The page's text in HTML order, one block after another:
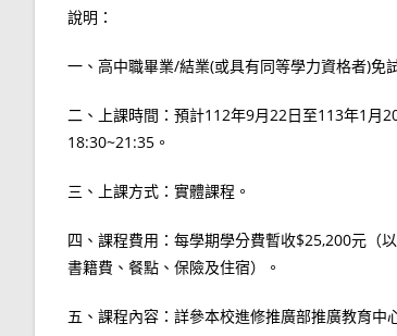
說明：
一、高中職畢業/結業(或具有同等學力資格者)免
二、上課時間：預計112年9月22日至113年1月
18:30~21:35。
三、上課方式：實體課程。
四、課程費用：每學期學分費暫收$25,200元（
書籍費、餐點、保險及住宿）。
五、課程內容：詳參本校進修推廣部推廣教育中